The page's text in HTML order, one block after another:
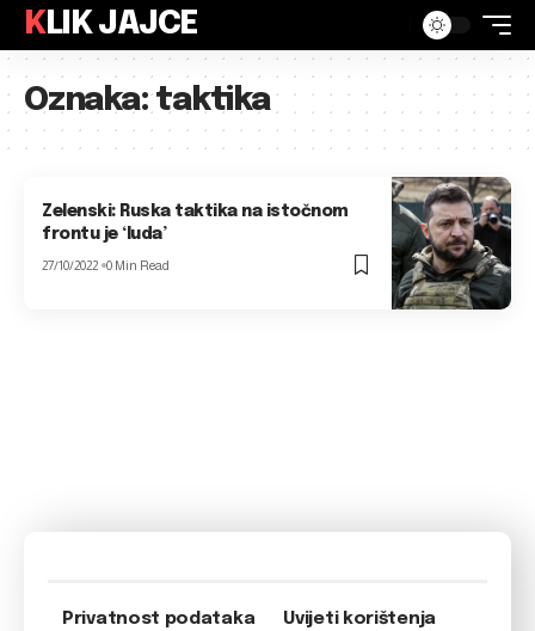
KLIK JAJCE
Oznaka:taktika
Zelenski: Ruska taktika na istočnom
frontu je ‘luda’
27/10/2022 0 Min Read
Privatnost podataka Uvijeti korištenja